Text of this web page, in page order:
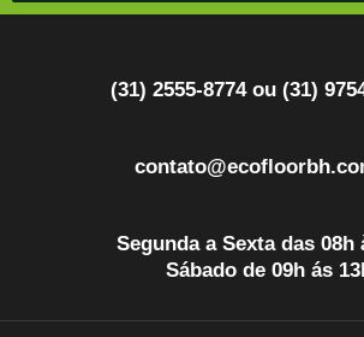
(31) 2555-8774 ou (31)
Segunda a Sexta das 08h
Sábado de 09h ás